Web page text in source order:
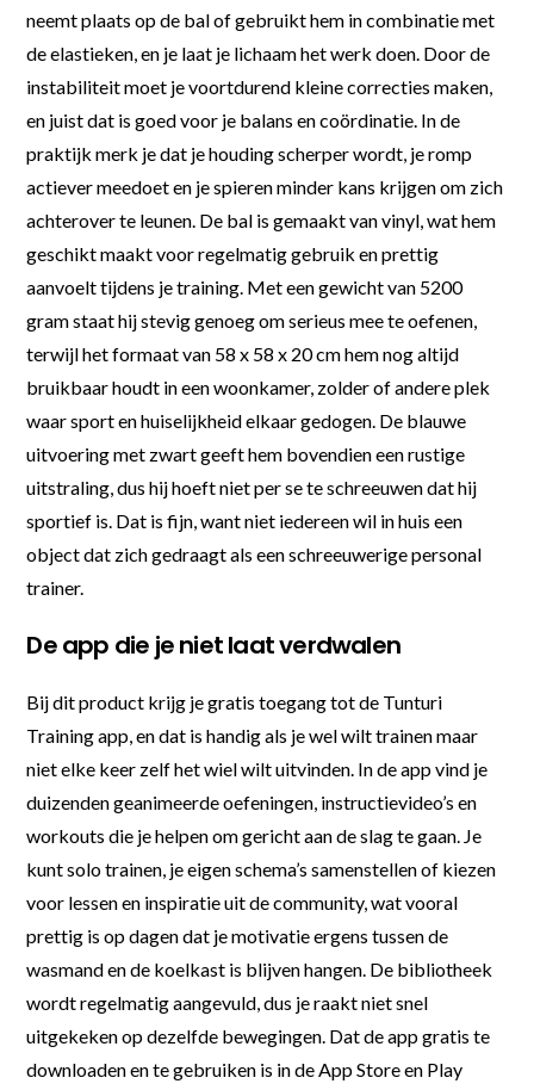
neemt plaats op de bal of gebruikt hem in combinatie met
de elastieken, en je laat je lichaam het werk doen. Door de
instabiliteit moet je voortdurend kleine correcties maken,
en juist dat is goed voor je balans en coördinatie. In de
praktijk merk je dat je houding scherper wordt, je romp
actiever meedoet en je spieren minder kans krijgen om zich
achterover te leunen. De bal is gemaakt van vinyl, wat hem
geschikt maakt voor regelmatig gebruik en prettig
aanvoelt tijdens je training. Met een gewicht van 5200
gram staat hij stevig genoeg om serieus mee te oefenen,
terwijl het formaat van 58 x 58 x 20 cm hem nog altijd
bruikbaar houdt in een woonkamer, zolder of andere plek
waar sport en huiselijkheid elkaar gedogen. De blauwe
uitvoering met zwart geeft hem bovendien een rustige
uitstraling, dus hij hoeft niet per se te schreeuwen dat hij
sportief is. Dat is fijn, want niet iedereen wil in huis een
object dat zich gedraagt als een schreeuwerige personal
trainer.
De app die je niet laat verdwalen
Bij dit product krijg je gratis toegang tot de Tunturi
Training app, en dat is handig als je wel wilt trainen maar
niet elke keer zelf het wiel wilt uitvinden. In de app vind je
duizenden geanimeerde oefeningen, instructievideo’s en
workouts die je helpen om gericht aan de slag te gaan. Je
kunt solo trainen, je eigen schema’s samenstellen of kiezen
voor lessen en inspiratie uit de community, wat vooral
prettig is op dagen dat je motivatie ergens tussen de
wasmand en de koelkast is blijven hangen. De bibliotheek
wordt regelmatig aangevuld, dus je raakt niet snel
uitgekeken op dezelfde bewegingen. Dat de app gratis te
downloaden en te gebruiken is in de App Store en Play